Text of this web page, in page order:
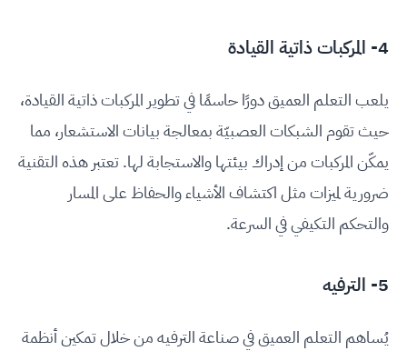
4- المركبات ذاتية القيادة
يلعب التعلم العميق دورًا حاسمًا في تطوير المركبات ذاتية القيادة،
حيث تقوم الشبكات العصبيّة بمعالجة بيانات الاستشعار، مما
يمكّن المركبات من إدراك بيئتها والاستجابة لها. تعتبر هذه التقنية
ضرورية لميزات مثل اكتشاف الأشياء والحفاظ على المسار
والتحكم التكيفي في السرعة.
5- الترفيه
يُساهم التعلم العميق في صناعة الترفيه من خلال تمكين أنظمة